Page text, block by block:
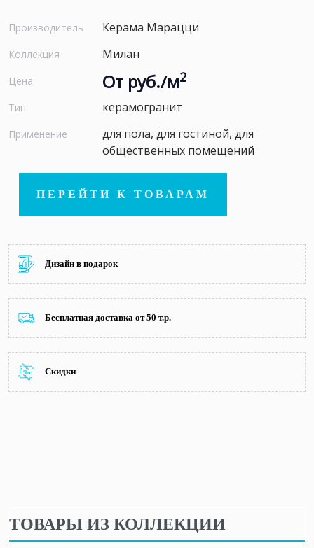
Производитель Керама Марацци
Коллекция Милан
Цена От руб./м2
Тип керамогранит
Применение
для пола, для гостиной, для
общественных помещений
ПЕРЕЙТИ К ТОВАРАМ
Дизайн в подарок
Бесплатная доставка от 50 т.р.
Скидки
ТОВАРЫ ИЗ КОЛЛЕКЦИИ